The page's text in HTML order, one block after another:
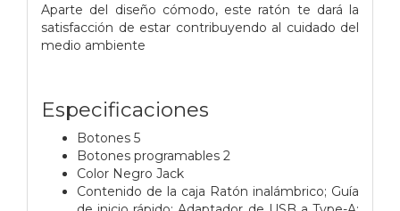
Aparte del diseño cómodo, este ratón te dará la
satisfacción de estar contribuyendo al cuidado del
medio ambiente
Especificaciones
Botones 5
Botones programables 2
Color Negro Jack
Contenido de la caja Ratón inalámbrico; Guía